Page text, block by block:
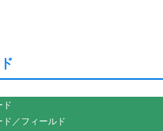
ド
ド／フィールド